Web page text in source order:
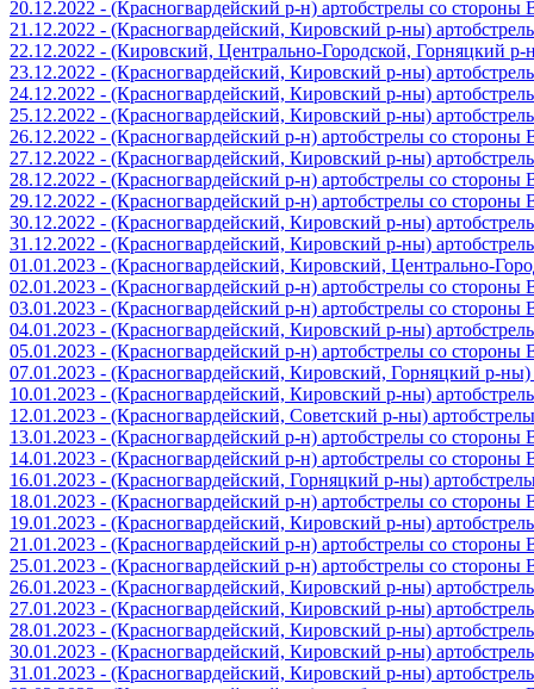
20.12.2022 - (Красногвардейский р-н) артобстрелы со
21.12.2022 - (Красногвардейский, Кировский р-ны)
22.12.2022 - (Кировский, Центрально-Городской, Горняцкий
23.12.2022 - (Красногвардейский, Кировский р-ны)
24.12.2022 - (Красногвардейский, Кировский р-ны)
25.12.2022 - (Красногвардейский, Кировский р-ны)
26.12.2022 - (Красногвардейский р-н) артобстрелы со
27.12.2022 - (Красногвардейский, Кировский р-ны)
28.12.2022 - (Красногвардейский р-н) артобстрелы со
29.12.2022 - (Красногвардейский р-н) артобстрелы со
30.12.2022 - (Красногвардейский, Кировский р-ны)
31.12.2022 - (Красногвардейский, Кировский р-ны)
01.01.2023 - (Красногвардейский, Кировский, Центрально-
02.01.2023 - (Красногвардейский р-н) артобстрелы со
03.01.2023 - (Красногвардейский р-н) артобстрелы со
04.01.2023 - (Красногвардейский, Кировский р-ны)
05.01.2023 - (Красногвардейский р-н) артобстрелы со
07.01.2023 - (Красногвардейский, Кировский, Горняцкий р-
10.01.2023 - (Красногвардейский, Кировский р-ны)
12.01.2023 - (Красногвардейский, Советский р-ны)
13.01.2023 - (Красногвардейский р-н) артобстрелы со
14.01.2023 - (Красногвардейский р-н) артобстрелы со
16.01.2023 - (Красногвардейский, Горняцкий р-ны)
18.01.2023 - (Красногвардейский р-н) артобстрелы со
19.01.2023 - (Красногвардейский, Кировский р-ны)
21.01.2023 - (Красногвардейский р-н) артобстрелы со
25.01.2023 - (Красногвардейский р-н) артобстрелы со
26.01.2023 - (Красногвардейский, Кировский р-ны)
27.01.2023 - (Красногвардейский, Кировский р-ны)
28.01.2023 - (Красногвардейский, Кировский р-ны)
30.01.2023 - (Красногвардейский, Кировский р-ны)
31.01.2023 - (Красногвардейский, Кировский р-ны)